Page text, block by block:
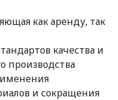
как аренду, так
качества и
производства
и сокращения